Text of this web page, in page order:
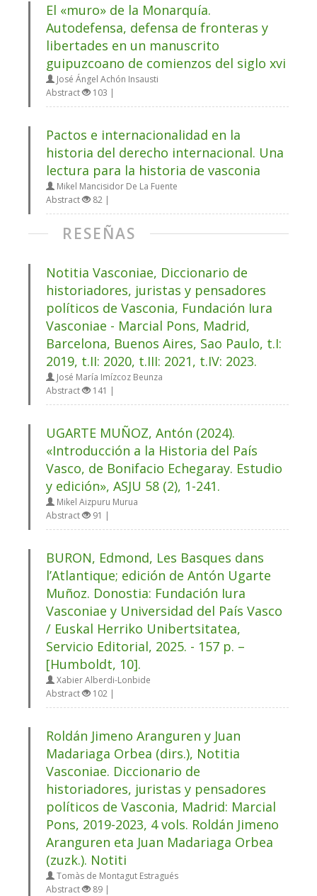
El «muro» de la Monarquía.
Autodefensa, defensa de fronteras y
libertades en un manuscrito
guipuzcoano de comienzos del siglo xvi
José Ángel Achón Insausti
Abstract
103 |
Pactos e internacionalidad en la
historia del derecho internacional. Una
lectura para la historia de vasconia
Mikel Mancisidor De La Fuente
Abstract
82 |
RESEÑAS
Notitia Vasconiae, Diccionario de
historiadores, juristas y pensadores
políticos de Vasconia, Fundación Iura
Vasconiae - Marcial Pons, Madrid,
Barcelona, Buenos Aires, Sao Paulo, t.I:
2019, t.II: 2020, t.III: 2021, t.IV: 2023.
José María Imízcoz Beunza
Abstract
141 |
UGARTE MUÑOZ, Antón (2024).
«Introducción a la Historia del País
Vasco, de Bonifacio Echegaray. Estudio
y edición», ASJU 58 (2), 1-241.
Mikel Aizpuru Murua
Abstract
91 |
BURON, Edmond, Les Basques dans
l’Atlantique; edición de Antón Ugarte
Muñoz. Donostia: Fundación Iura
Vasconiae y Universidad del País Vasco
/ Euskal Herriko Unibertsitatea,
Servicio Editorial, 2025. - 157 p. –
[Humboldt, 10].
Xabier Alberdi-Lonbide
Abstract
102 |
Roldán Jimeno Aranguren y Juan
Madariaga Orbea (dirs.), Notitia
Vasconiae. Diccionario de
historiadores, juristas y pensadores
políticos de Vasconia, Madrid: Marcial
Pons, 2019-2023, 4 vols. Roldán Jimeno
Aranguren eta Juan Madariaga Orbea
(zuzk.). Notiti
Tomàs de Montagut Estragués
Abstract
89 |